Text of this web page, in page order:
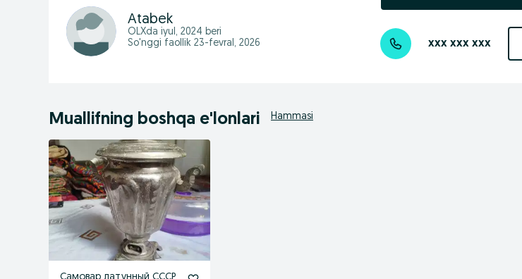
Atabek
OLXda iyul, 2024 beri
So'nggi faollik 23-fevral, 2026
xxx xxx xxx
Muallifning boshqa e'lonlari Hammasi